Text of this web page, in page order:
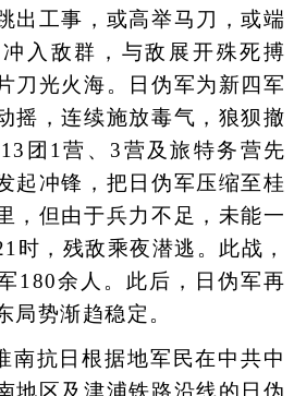
出工事，或高举马刀，或端
入敌群，与敌展开殊死搏
刀光火海。日伪军为新四军
摇，连续施放毒气，狼狈撤
团1营、3营及旅特务营先
起冲锋，把日伪军压缩至桂
，但由于兵力不足，未能一
时，残敌乘夜潜逃。此战，
180余人。此后，日伪军再
局势渐趋稳定。
抗日根据地军民在中共中
地区及津浦铁路沿线的日伪